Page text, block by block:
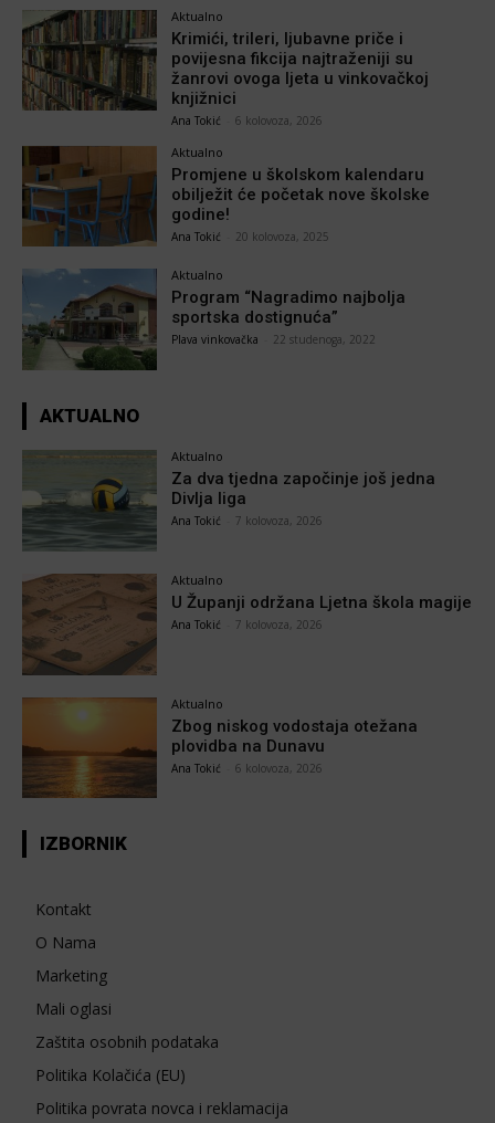
Aktualno
Krimići, trileri, ljubavne priče i
povijesna fikcija najtraženiji su
žanrovi ovoga ljeta u vinkovačkoj
knjižnici
Ana Tokić 6 kolovoza, 2026
Aktualno
Promjene u školskom kalendaru
obilježit će početak nove školske
godine!
Ana Tokić 20 kolovoza, 2025
Aktualno
Program “Nagradimo najbolja
sportska dostignuća”
Plava vinkovačka 22 studenoga, 2022
AKTUALNO
Aktualno
Za dva tjedna započinje još jedna
Divlja liga
Ana Tokić 7 kolovoza, 2026
Aktualno
U Županji održana Ljetna škola magije
Ana Tokić 7 kolovoza, 2026
Aktualno
Zbog niskog vodostaja otežana
plovidba na Dunavu
Ana Tokić 6 kolovoza, 2026
IZBORNIK
Kontakt
O Nama
Marketing
Mali oglasi
Zaštita osobnih podataka
Politika Kolačića (EU)
Politika povrata novca i reklamacija